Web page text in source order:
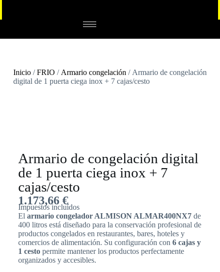
Inicio/FRIO / Armario congelación / Armario de congelación
digital de 1 puerta ciega inox + 7 cajas/cesto
Armario de congelación digital
de 1 puerta ciega inox + 7
cajas/cesto
1.173,66 €
Impuestos incluídos
El armario congelador ALMISON ALMAR400NX7de
400 litros está diseñado para la conservación profesional de
productos congelados en restaurantes, bares, hoteles y
comercios de alimentación. Su configuración con 6 cajas y
1 cestopermite mantener los productos perfectamente
organizados y accesibles.